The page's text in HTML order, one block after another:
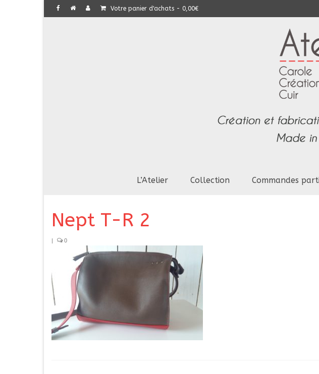
Votre panier d'achats - 0,00€
L’Atelier Collection Commandes
Nept T-R 2
| 0